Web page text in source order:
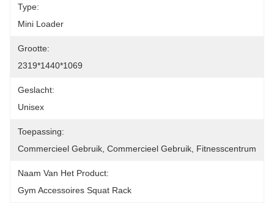
Type:
Mini Loader
Grootte:
2319*1440*1069
Geslacht:
Unisex
Toepassing:
Commercieel Gebruik, Commercieel Gebruik, Fitnesscentrum
Naam Van Het Product:
Gym Accessoires Squat Rack